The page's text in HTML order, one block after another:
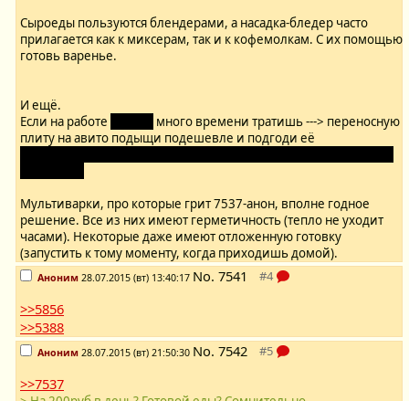
Сыроеды пользуются блендерами, а насадка-бледер часто
прилагается как к миксерам, так и к кофемолкам. С их помощью
готовь варенье.
И ещё.
Если на работе
много времени тратишь ---> переносную
плиту на авито подыщи подешевле и подгоди её
Мультиварки, про которые грит 7537-анон, вполне годное
решение. Все из них имеют герметичность (тепло не уходит
часами). Некоторые даже имеют отложенную готовку
(запустить к тому моменту, когда приходишь домой).
Аноним 28.07.2015 (вт) 13:40:17 No. 7541
>>5856
>>5388
Аноним 28.07.2015 (вт) 21:50:30 No. 7542
>>7537